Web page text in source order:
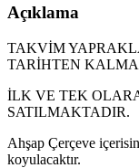
Açıklama
TAKVİM
TARİHTEN
İLK VE TEK
SATILMAKTADIR.
Ahşap Çerçeve
koyulacaktır.